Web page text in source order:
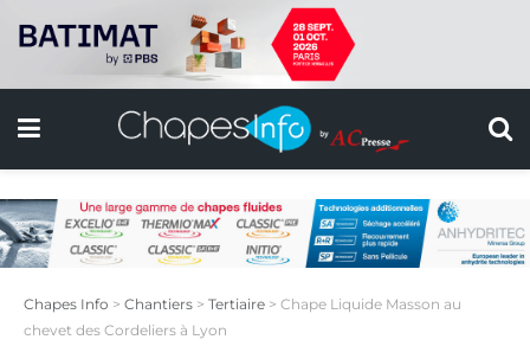
Chapes Info > Chantiers > Tertiaire > Chape Liquide Masson au
chevet des Cordeliers à Lyon